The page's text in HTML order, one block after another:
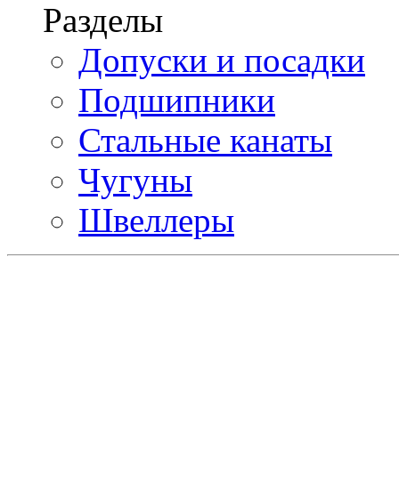
Разделы
Допуски и посадки
Подшипники
Стальные канаты
Чугуны
Швеллеры